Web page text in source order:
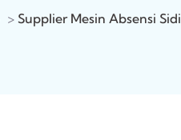
> Supplier Mesin Absensi